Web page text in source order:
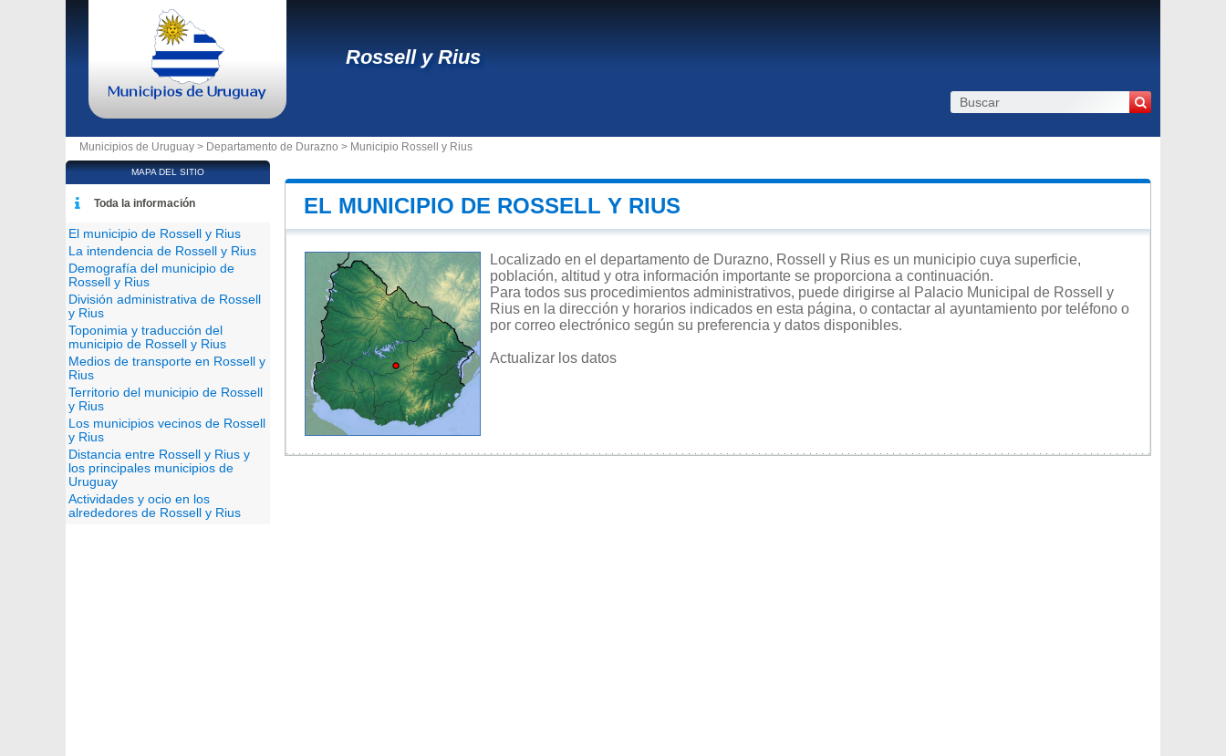
Rossell y Rius
Municipios de Uruguay > Departamento de Durazno > Municipio Rossell y Rius
EL MUNICIPIO DE ROSSELL Y RIUS
Localizado en el departamento de Durazno, Rossell y Rius es un municipio cuya superficie,
población, altitud y otra información importante se proporciona a continuación.
Para todos sus procedimientos administrativos, puede dirigirse al Palacio Municipal de Rossell y
Rius en la dirección y horarios indicados en esta página, o contactar al ayuntamiento por teléfono o
por correo electrónico según su preferencia y datos disponibles.
Actualizar los datos
MAPA DEL SITIO
Toda la información
El municipio de Rossell y Rius
La intendencia de Rossell y Rius
Demografía del municipio de
Rossell y Rius
División administrativa de Rossell
y Rius
Toponimia y traducción del
municipio de Rossell y Rius
Medios de transporte en Rossell y
Rius
Territorio del municipio de Rossell
y Rius
Los municipios vecinos de Rossell
y Rius
Distancia entre Rossell y Rius y
los principales municipios de
Uruguay
Actividades y ocio en los
alrededores de Rossell y Rius